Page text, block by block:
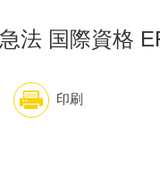
法 国際資格
印刷